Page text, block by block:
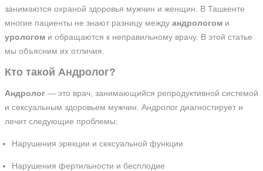
занимаются охраной здоровья мужчин и женщин. В Ташкенте
многие пациенты не знают разницу между андрологом и
урологом и обращаются к неправильному врачу. В этой статье
мы объясним их отличия.
Кто такой Андролог?
Андролог — это врач, занимающийся репродуктивной системой
и сексуальным здоровьем мужчин. Андролог диагностирует и
лечит следующие проблемы:
Нарушения эрекции и сексуальной функции
Нарушения фертильности и бесплодие